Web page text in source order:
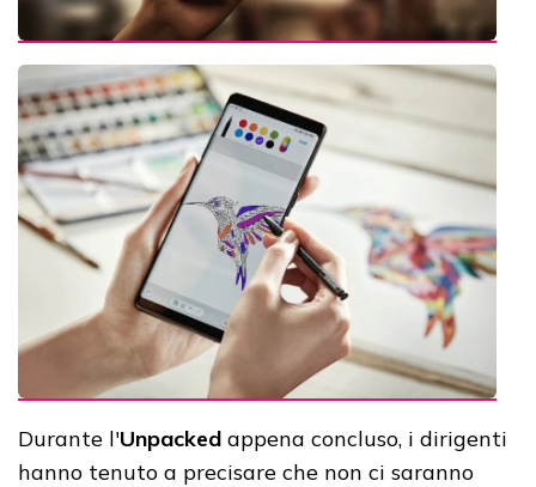
Durante l'Unpacked appena concluso, i dirigenti
hanno tenuto a precisare che non ci saranno